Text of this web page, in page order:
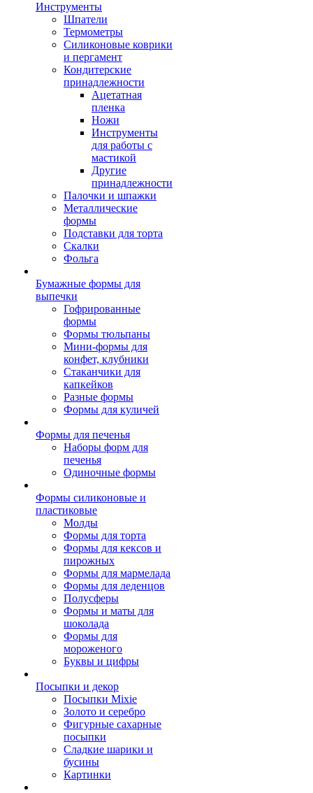
Инструменты
Шпатели
Термометры
Силиконовые коврики
и пергамент
Кондитерские
принадлежности
Ацетатная
пленка
Ножи
Инструменты
для работы с
мастикой
Другие
принадлежности
Палочки и шпажки
Металлические
формы
Подставки для торта
Скалки
Фольга
Бумажные формы для
выпечки
Гофрированные
формы
Формы тюльпаны
Мини-формы для
конфет, клубники
Стаканчики для
капкейков
Разные формы
Формы для куличей
Формы для печенья
Наборы форм для
печенья
Одиночные формы
Формы силиконовые и
пластиковые
Молды
Формы для торта
Формы для кексов и
пирожных
Формы для мармелада
Формы для леденцов
Полусферы
Формы и маты для
шоколада
Формы для
мороженого
Буквы и цифры
Посыпки и декор
Посыпки Mixie
Золото и серебро
Фигурные сахарные
посыпки
Сладкие шарики и
бусины
Картинки